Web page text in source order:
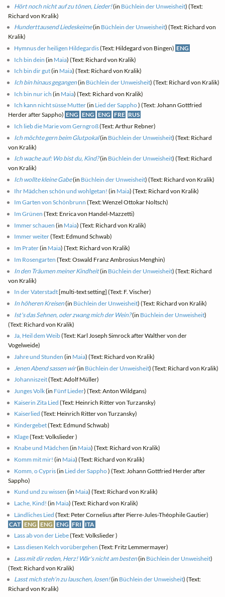
Hört noch nicht auf zu tönen, Lieder!(in Büchlein der Unweisheit) (Text:
Richard von Kralik)
Hunderttausend Liedeskeime(in Büchlein der Unweisheit) (Text: Richard von
Kralik)
Hymnus der heiligen Hildegardis(Text: Hildegard von Bingen) ENG
Ich bin dein (in Maia) (Text: Richard von Kralik)
Ich bin dir gut(in Maia) (Text: Richard von Kralik)
Ich bin hinaus gegangen(in Büchlein der Unweisheit) (Text: Richard von Kralik)
Ich bin nur ich (in Maia) (Text: Richard von Kralik)
Ich kann nicht süsse Mutter(in Lied der Sappho) (Text: Johann Gottfried
Herder after Sappho) ENG ENG ENG FRE RUS
Ich lieb die Marie vom Gerngroß(Text: Arthur Rebner)
Ich möchte gern beim Glutpokal(in Büchlein der Unweisheit) (Text: Richard
von Kralik)
Ich wache auf: Wo bist du, Kind?(in Büchlein der Unweisheit) (Text: Richard
von Kralik)
Ich wollte kleine Gabe(in Büchlein der Unweisheit) (Text: Richard von Kralik)
Ihr Mädchen schön und wohlgetan! (in Maia) (Text: Richard von Kralik)
Im Garten von Schönbrunn (Text: Wenzel Ottokar Noltsch)
Im Grünen (Text: Enrica von Handel-Mazzetti)
Immer schauen (in Maia) (Text: Richard von Kralik)
Immer weiter(Text: Edmund Schwab)
Im Prater(in Maia) (Text: Richard von Kralik)
Im Rosengarten (Text: Oswald Franz Ambrosius Menghin)
In den Träumen meiner Kindheit(in Büchlein der Unweisheit) (Text: Richard
von Kralik)
In der Vaterstadt[multi-text setting] (Text: F. Vischer)
In höheren Kreisen(in Büchlein der Unweisheit) (Text: Richard von Kralik)
Ist's das Sehnen, oder zwang mich der Wein?(in Büchlein der Unweisheit)
(Text: Richard von Kralik)
Ja, Heil dem Weib(Text: Karl Joseph Simrock after Walther von der
Vogelweide)
Jahre und Stunden (in Maia) (Text: Richard von Kralik)
Jenen Abend sassen wir(in Büchlein der Unweisheit) (Text: Richard von Kralik)
Johanniszeit(Text: Adolf Müller)
Junges Volk(in Fünf Lieder) (Text: Anton Wildgans)
Kaiserin Zita Lied (Text: Heinrich Ritter von Turzansky)
Kaiserlied (Text: Heinrich Ritter von Turzansky)
Kindergebet(Text: Edmund Schwab)
Klage(Text: Volkslieder )
Knabe und Mädchen (in Maia) (Text: Richard von Kralik)
Komm mit mir! (in Maia) (Text: Richard von Kralik)
Komm, o Cypris(in Lied der Sappho) (Text: Johann Gottfried Herder after
Sappho)
Kund und zu wissen (in Maia) (Text: Richard von Kralik)
Lache, Kind! (in Maia) (Text: Richard von Kralik)
Ländliches Lied (Text: Peter Cornelius after Pierre-Jules-Théophile Gautier)
CAT ENG ENG ENG FRI ITA
Lass ab von der Liebe(Text: Volkslieder )
Lass diesen Kelch vorübergehen (Text: Fritz Lemmermayer)
Lass mit dir reden, Herz! Wär's nicht am besten(in Büchlein der Unweisheit)
(Text: Richard von Kralik)
Lasst mich steh'n zu lauschen, losen!(in Büchlein der Unweisheit) (Text:
Richard von Kralik)